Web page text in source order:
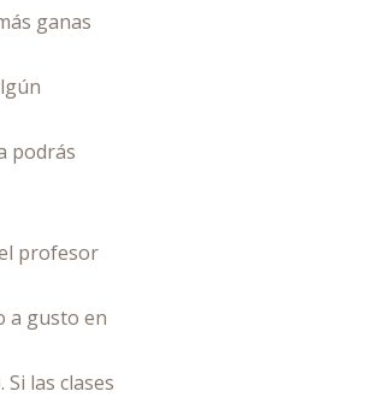
ganas
podrás
profesor
a gusto en
las clases